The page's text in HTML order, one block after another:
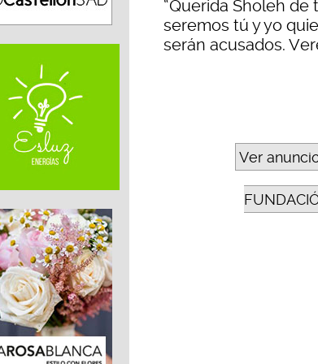
“Querida Sholeh
seremos tú y yo
serán acusados.
Ver